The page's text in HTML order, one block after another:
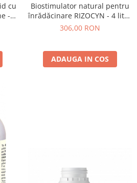
cu
-
Biostimulator natural pentru
înrădăcinare RIZOCYN - 4 litri,
legume, fructe, vie, pomi
306,00 RON
ADAUGA IN COS